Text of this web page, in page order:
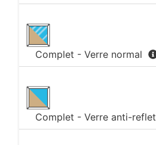
Complet - Verre normal
Complet - Verre anti-reflet